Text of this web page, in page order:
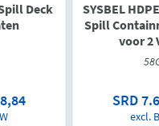
Deck
SYSBEL
Spill
voor 2
SRD
excl.